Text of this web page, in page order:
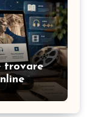
trovare